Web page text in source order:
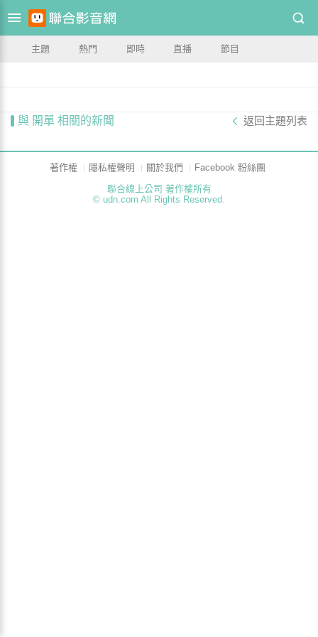
主題 熱門 即時 直播 節目
與 開單 相關的新聞 返回主題列表
著作權 隱私權聲明 關於我們
Facebook 粉絲團
聯合線上公司 著作權所有
© udn.com All Rights Reserved.